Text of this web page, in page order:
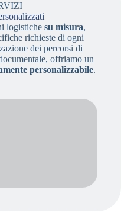
logistichesu misura,
richieste di ogni
dei percorsi di
offriamo un
personalizzabile.